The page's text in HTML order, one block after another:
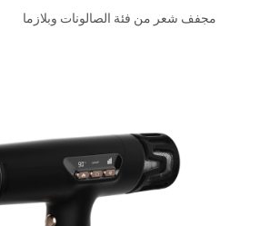
مجفف شعر من فئة الصالونات وبلازما